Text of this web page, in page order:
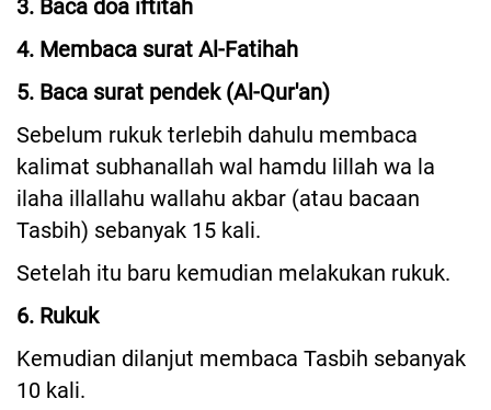
3. Baca doa iftitah
4. Membaca surat Al-Fatihah
5. Baca surat pendek (Al-Qur'an)
Sebelum rukuk terlebih dahulu membaca
kalimat subhanallah wal hamdu lillah wa la
ilaha illallahu wallahu akbar (atau bacaan
Tasbih) sebanyak 15 kali.
Setelah itu baru kemudian melakukan rukuk.
6. Rukuk
Kemudian dilanjut membaca Tasbih sebanyak
10 kali.